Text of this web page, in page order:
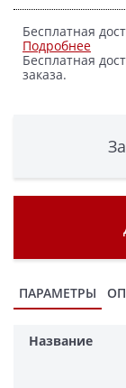
Бесплатная
Подробнее
Бесплатная
заказа.
ПАРАМЕТРЫ
Название